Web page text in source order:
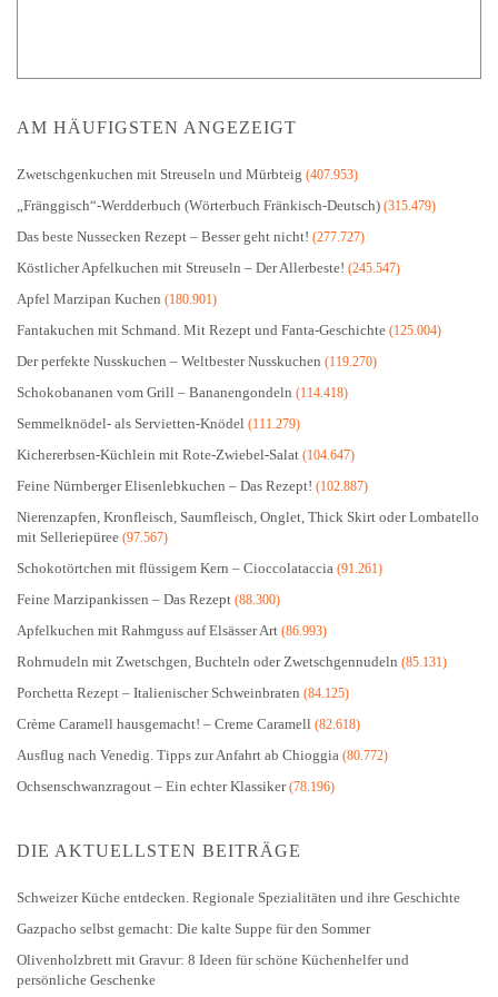
AM HÄUFIGSTEN ANGEZEIGT
Zwetschgenkuchen mit Streuseln und Mürbteig (407.953)
„Fränggisch“-Werdderbuch (Wörterbuch Fränkisch-Deutsch) (315.479)
Das beste Nussecken Rezept – Besser geht nicht! (277.727)
Köstlicher Apfelkuchen mit Streuseln – Der Allerbeste! (245.547)
Apfel Marzipan Kuchen (180.901)
Fantakuchen mit Schmand. Mit Rezept und Fanta-Geschichte (125.004)
Der perfekte Nusskuchen – Weltbester Nusskuchen (119.270)
Schokobananen vom Grill – Bananengondeln (114.418)
Semmelknödel- als Servietten-Knödel (111.279)
Kichererbsen-Küchlein mit Rote-Zwiebel-Salat (104.647)
Feine Nürnberger Elisenlebkuchen – Das Rezept! (102.887)
Nierenzapfen, Kronfleisch, Saumfleisch, Onglet, Thick Skirt oder Lombatello
mit Selleriepüree (97.567)
Schokotörtchen mit flüssigem Kern – Cioccolataccia (91.261)
Feine Marzipankissen – Das Rezept (88.300)
Apfelkuchen mit Rahmguss auf Elsässer Art (86.993)
Rohrnudeln mit Zwetschgen, Buchteln oder Zwetschgennudeln (85.131)
Porchetta Rezept – Italienischer Schweinbraten (84.125)
Crème Caramell hausgemacht! – Creme Caramell (82.618)
Ausflug nach Venedig. Tipps zur Anfahrt ab Chioggia (80.772)
Ochsenschwanzragout – Ein echter Klassiker(78.196)
DIE AKTUELLSTEN BEITRÄGE
Schweizer Küche entdecken. Regionale Spezialitäten und ihre Geschichte
Gazpacho selbst gemacht: Die kalte Suppe für den Sommer
Olivenholzbrett mit Gravur: 8 Ideen für schöne Küchenhelfer und
persönliche Geschenke